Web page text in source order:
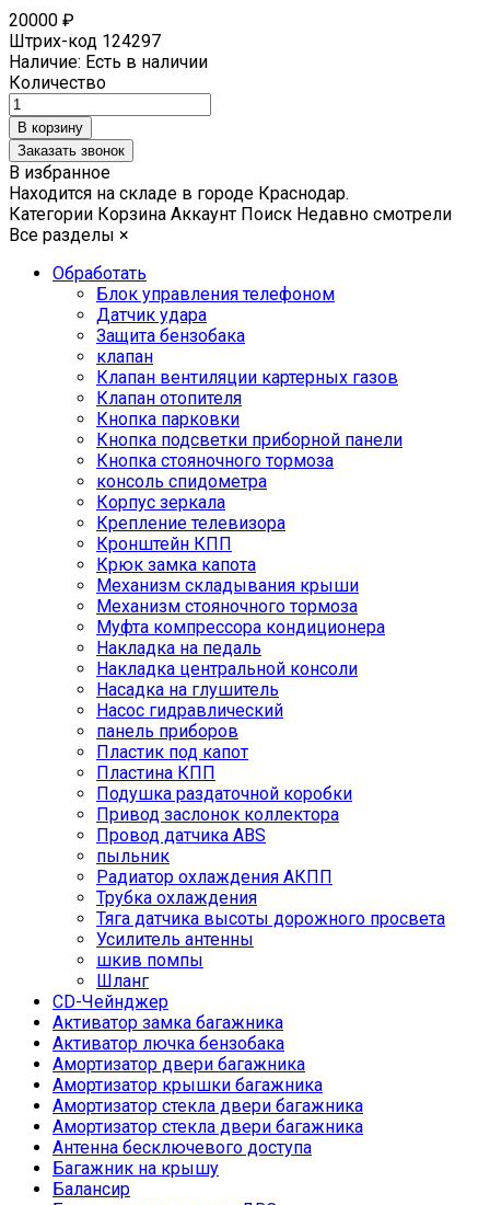
20000 ₽
Штрих-код 124297
Наличие: Есть в наличии
Количество
Заказать звонок
В избранное
Находится на складе в городе Краснодар.
Категории Корзина Аккаунт Поиск Недавно смотрели
Все разделы ×
Обработать
Блок управления телефоном
Датчик удара
Защита бензобака
клапан
Клапан вентиляции картерных газов
Клапан отопителя
Кнопка парковки
Кнопка подсветки приборной панели
Кнопка стояночного тормоза
консоль спидометра
Корпус зеркала
Крепление телевизора
Кронштейн КПП
Крюк замка капота
Механизм складывания крыши
Механизм стояночного тормоза
Муфта компрессора кондиционера
Накладка на педаль
Накладка центральной консоли
Насадка на глушитель
Насос гидравлический
панель приборов
Пластик под капот
Пластина КПП
Подушка раздаточной коробки
Привод заслонок коллектора
Провод датчика ABS
пыльник
Радиатор охлаждения АКПП
Трубка охлаждения
Тяга датчика высоты дорожного просвета
Усилитель антенны
шкив помпы
Шланг
CD-Чейнджер
Активатор замка багажника
Активатор лючка бензобака
Амортизатор двери багажника
Амортизатор крышки багажника
Амортизатор стекла двери багажника
Амортизатор стекла двери багажника
Антенна бесключевого доступа
Багажник на крышу
Балансир